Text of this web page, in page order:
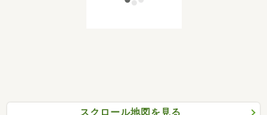
スクロール地図を見る